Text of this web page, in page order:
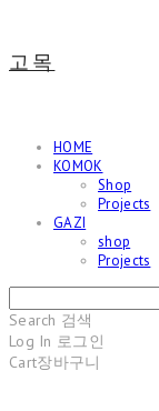
고목
HOME
KOMOK
Shop
Projects
GAZI
shop
Projects
Search 검색
Log In 로그인
Cart장바구니